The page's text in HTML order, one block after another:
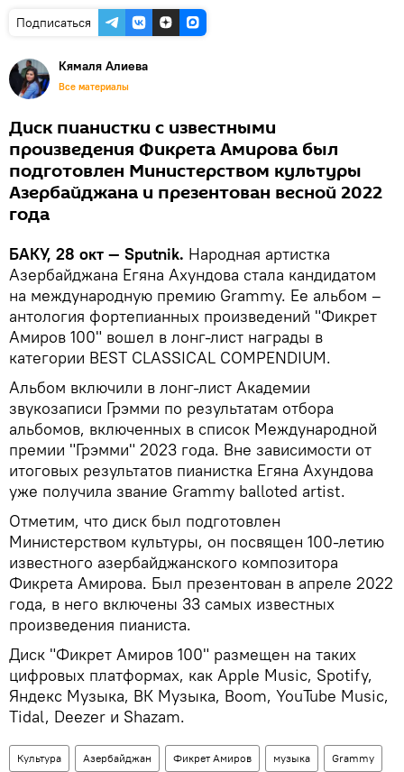
Подписаться
Кямаля Алиева
Все материалы
Диск пианистки с известными
произведения Фикрета Амирова был
подготовлен Министерством культуры
Азербайджана и презентован весной 2022
года
БАКУ, 28 окт — Sputnik. Народная артистка
Азербайджана Егяна Ахундова стала кандидатом
на международную премию Grammy. Ее альбом –
антология фортепианных произведений "Фикрет
Амиров 100" вошел в лонг-лист награды в
категории BEST CLASSICAL COMPENDIUM.
Альбом включили в лонг-лист Академии
звукозаписи Грэмми по результатам отбора
альбомов, включенных в список Международной
премии "Грэмми" 2023 года. Вне зависимости от
итоговых результатов пианистка Егяна Ахундова
уже получила звание Grammy balloted artist.
Отметим, что диск был подготовлен
Министерством культуры, он посвящен 100-летию
известного азербайджанского композитора
Фикрета Амирова. Был презентован в апреле 2022
года, в него включены 33 самых известных
произведения пианиста.
Диск "Фикрет Амиров 100" размещен на таких
цифровых платформах, как Apple Music, Spotify,
Яндекс Музыка, ВК Музыка, Boom, YouTube Music,
Tidal, Deezer и Shazam.
Культура Азербайджан Фикрет Амиров музыка Grammy